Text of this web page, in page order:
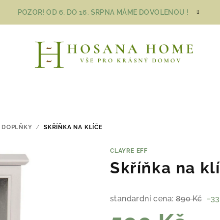
POZOR! OD 6. DO 16. SRPNA MÁME DOVOLENOU !
DOPLŇKY / SKŘÍŇKA NA KLÍČE
CLAYRE EFF
Skříňka na
standardní cena: 890 Kč